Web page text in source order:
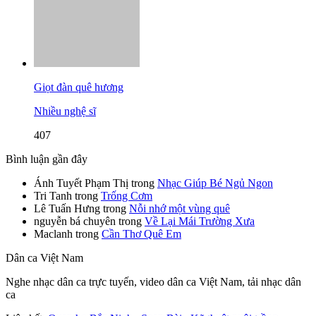
Giọt đàn quê hương
Nhiều nghệ sĩ
407
Bình luận gần đây
Ánh Tuyết Phạm Thị trong Nhạc Giúp Bé Ngủ Ngon
Tri Tanh trong Trống Cơm
Lê Tuấn Hưng trong Nỗi nhớ một vùng quê
nguyễn bá chuyên trong Về Lại Mái Trường Xưa
Maclanh trong Cần Thơ Quê Em
Dân ca Việt Nam
Nghe nhạc dân ca trực tuyến, video dân ca Việt Nam, tải nhạc dân
ca